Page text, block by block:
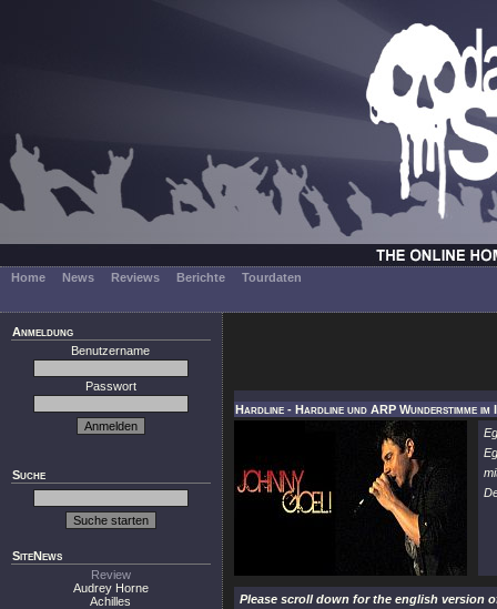
Home News Reviews Berichte Tourdaten
Anmeldung
Benutzername
Passwort
Suche
SiteNews
Review
Audrey Horne
Achilles
Hardline - Hardline und ARP Wunderstimme im
Please scroll down for the english version